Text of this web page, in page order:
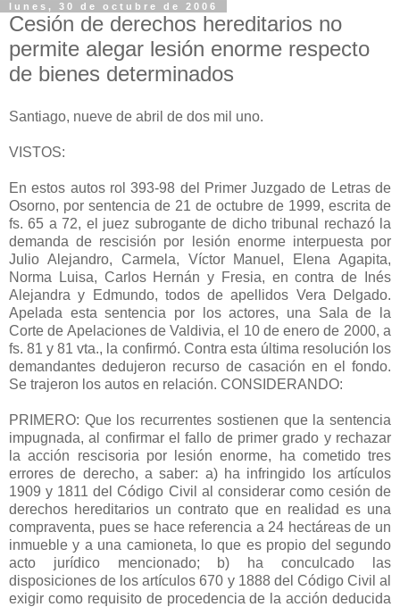
lunes, 30 de octubre de 2006
Cesión de derechos hereditarios no
permite alegar lesión enorme respecto
de bienes determinados
Santiago, nueve de abril de dos mil uno.
VISTOS:
En estos autos rol 393-98 del Primer Juzgado de Letras de
Osorno, por sentencia de 21 de octubre de 1999, escrita de
fs. 65 a 72, el juez subrogante de dicho tribunal rechazó la
demanda de rescisión por lesión enorme interpuesta por
Julio Alejandro, Carmela, Víctor Manuel, Elena Agapita,
Norma Luisa, Carlos Hernán y Fresia, en contra de Inés
Alejandra y Edmundo, todos de apellidos Vera Delgado.
Apelada esta sentencia por los actores, una Sala de la
Corte de Apelaciones de Valdivia, el 10 de enero de 2000, a
fs. 81 y 81 vta., la confirmó. Contra esta última resolución los
demandantes dedujeron recurso de casación en el fondo.
Se trajeron los autos en relación. CONSIDERANDO:
PRIMERO: Que los recurrentes sostienen que la sentencia
impugnada, al confirmar el fallo de primer grado y rechazar
la acción rescisoria por lesión enorme, ha cometido tres
errores de derecho, a saber: a) ha infringido los artículos
1909 y 1811 del Código Civil al considerar como cesión de
derechos hereditarios un contrato que en realidad es una
compraventa, pues se hace referencia a 24 hectáreas de un
inmueble y a una camioneta, lo que es propio del segundo
acto jurídico mencionado; b) ha conculcado las
disposiciones de los artículos 670 y 1888 del Código Civil al
exigir como requisito de procedencia de la acción deducida